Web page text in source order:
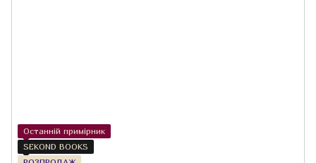
Останній примірник
SEKOND BOOKS